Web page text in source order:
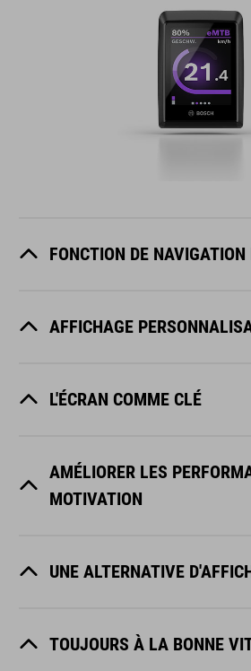
FONCTION DE
AFFICHAGE
L'ÉCRAN COMME CLÉ
AMÉLIORER LES
MOTIVATION
UNE ALTERNATIVE
TOUJOURS À LA BONNE